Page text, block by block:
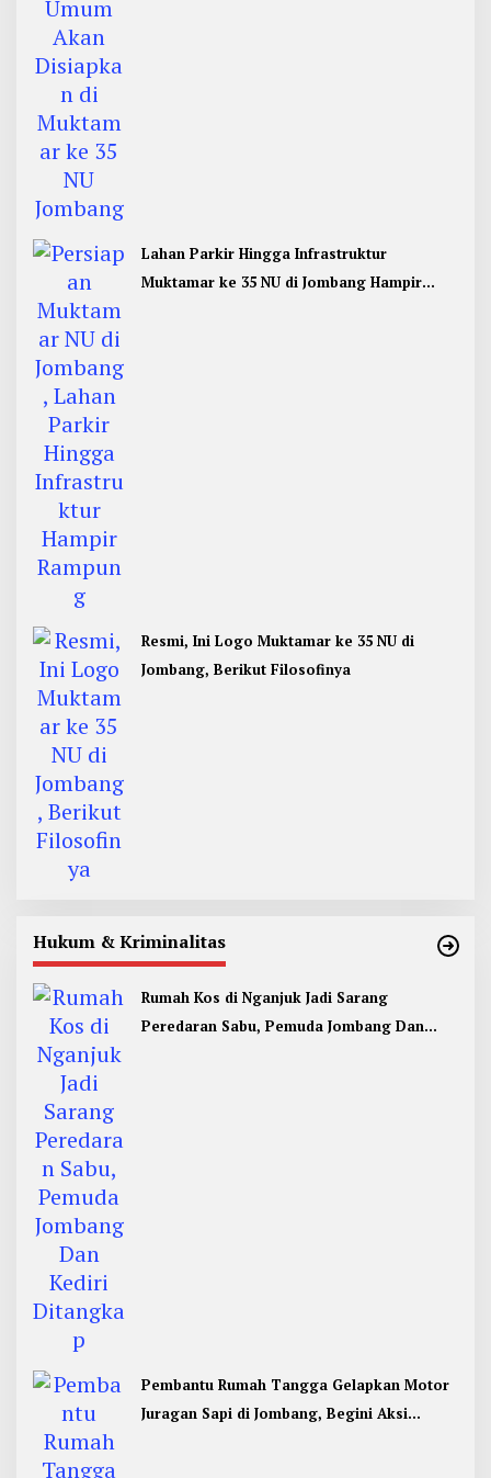
Lahan Parkir Hingga Infrastruktur
Muktamar ke 35 NU di Jombang Hampir
Resmi, Ini Logo Muktamar ke 35 NU di
Jombang, Berikut Filosofinya
Hukum & Kriminalitas
Rumah Kos di Nganjuk Jadi Sarang
Peredaran Sabu, Pemuda Jombang Dan
Pembantu Rumah Tangga Gelapkan Motor
Juragan Sapi di Jombang, Begini Aksi